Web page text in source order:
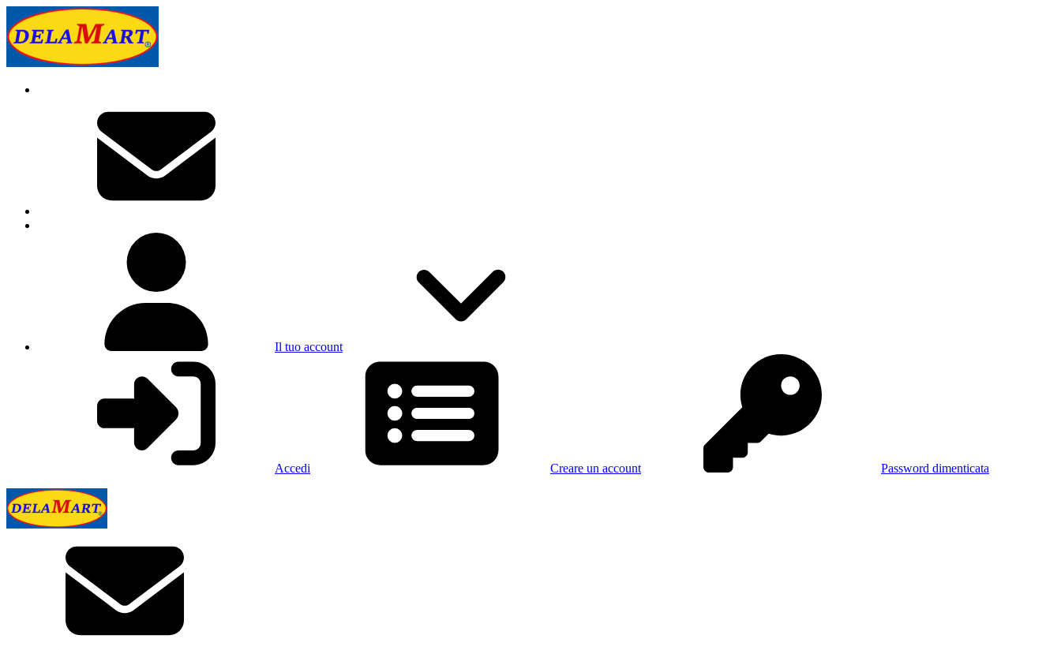
Il tuo account
Accedi Creare un account Password dimenticata